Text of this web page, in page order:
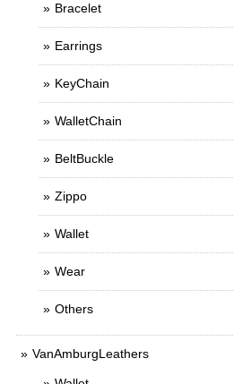
Bracelet
Earrings
KeyChain
WalletChain
BeltBuckle
Zippo
Wallet
Wear
Others
VanAmburgLeathers